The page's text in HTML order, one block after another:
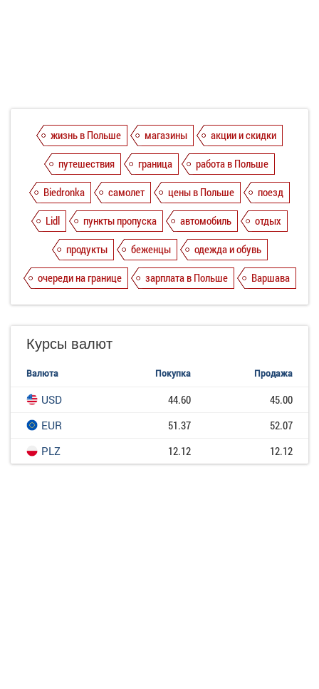
жизнь в Польше магазины
акции и скидки
путешествия
граница
работа в Польше
Biedronka
самолет цены в Польше
поезд
Lidl
пункты пропуска автомобиль
отдых
продукты
беженцы
одежда и обувь
очереди на границе
зарплата в Польше Варшава
Курсы валют
Валюта Покупка Продажа
USD 44.60
45.00
EUR
51.37
52.07
PLZ
12.12 12.12